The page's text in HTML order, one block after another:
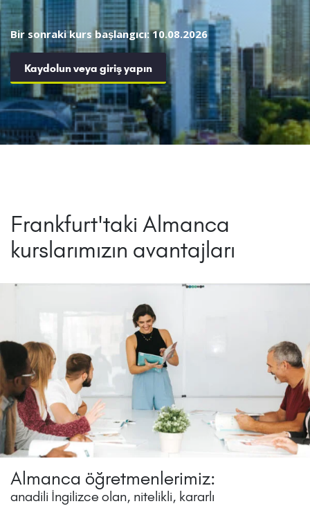
Bir sonraki kurs başlangıcı: 10.08.2026
Kaydolun veya giriş yapın
Frankfurt'taki Almanca
kurslarımızın avantajları
Almanca öğretmenlerimiz:
anadili İngilizce olan, nitelikli, kararlı